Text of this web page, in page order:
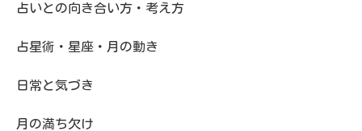
占いとの向き合い方・考え方
占星術・星座・月の動き
日常と気づき
月の満ち欠け